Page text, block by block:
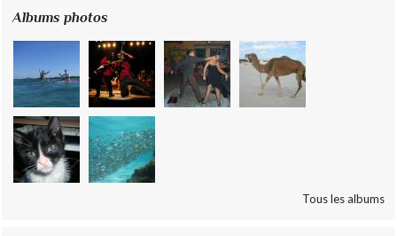
Albums photos
Tous les albums